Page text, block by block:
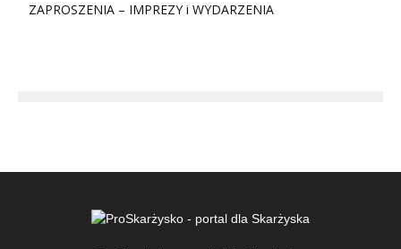
ZAPROSZENIA – IMPREZY i WYDARZENIA